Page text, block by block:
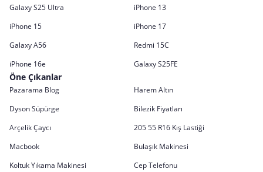
Galaxy S25 Ultra
iPhone 13
iPhone 15
iPhone 17
Galaxy A56
Redmi 15C
iPhone 16e
Galaxy S25FE
Öne Çıkanlar
Pazarama Blog
Harem Altın
Dyson Süpürge
Bilezik Fiyatları
Arçelik Çaycı
205 55 R16 Kış Lastiği
Macbook
Bulaşık Makinesi
Koltuk Yıkama Makinesi
Cep Telefonu